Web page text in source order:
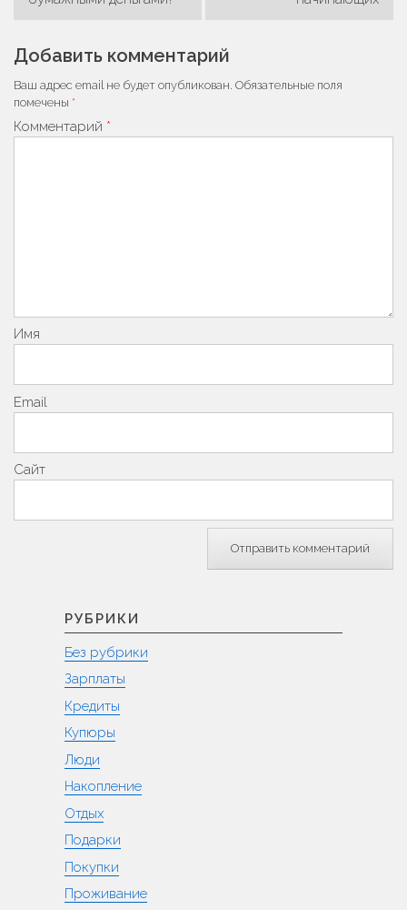
Добавить комментарий
Ваш адрес email не будет опубликован. Обязательные поля
помечены *
Комментарий *
Имя
Email
Сайт
РУБРИКИ
Без рубрики
Зарплаты
Кредиты
Купюры
Люди
Накопление
Отдых
Подарки
Покупки
Проживание